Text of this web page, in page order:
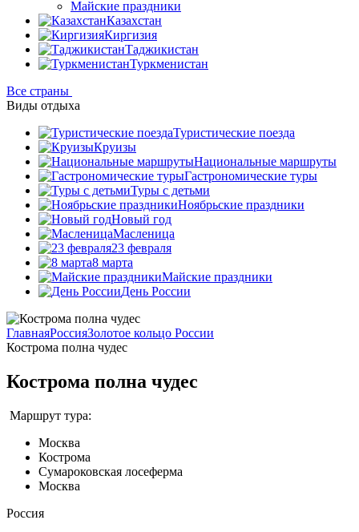
Майские праздники
Казахстан
Киргизия
Таджикистан
Туркменистан
Все страны
Виды отдыха
Туристические поезда
Круизы
Национальные маршруты
Гастрономические туры
Туры с детьми
Ноябрьские праздники
Новый год
Масленица
23 февраля
8 марта
Майские праздники
День России
ГлавнаяРоссияЗолотое кольцо России
Кострома полна чудес
Кострома полна чудес
Маршрут тура:
Москва
Кострома
Сумароковская лосеферма
Москва
Россия